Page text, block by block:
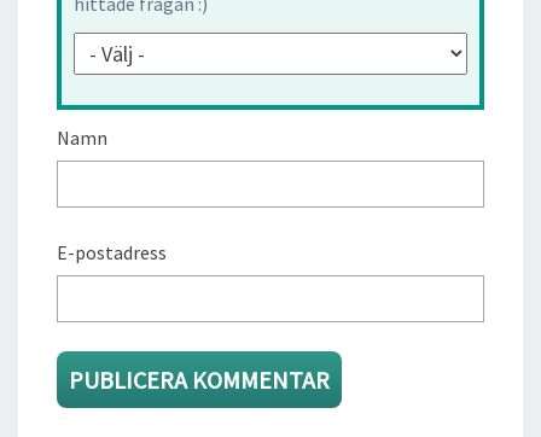
Namn
E-postadress